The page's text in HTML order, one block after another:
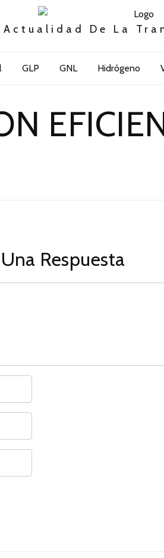
Actualidad De La
GLP GNL Hidrógeno
Respuesta